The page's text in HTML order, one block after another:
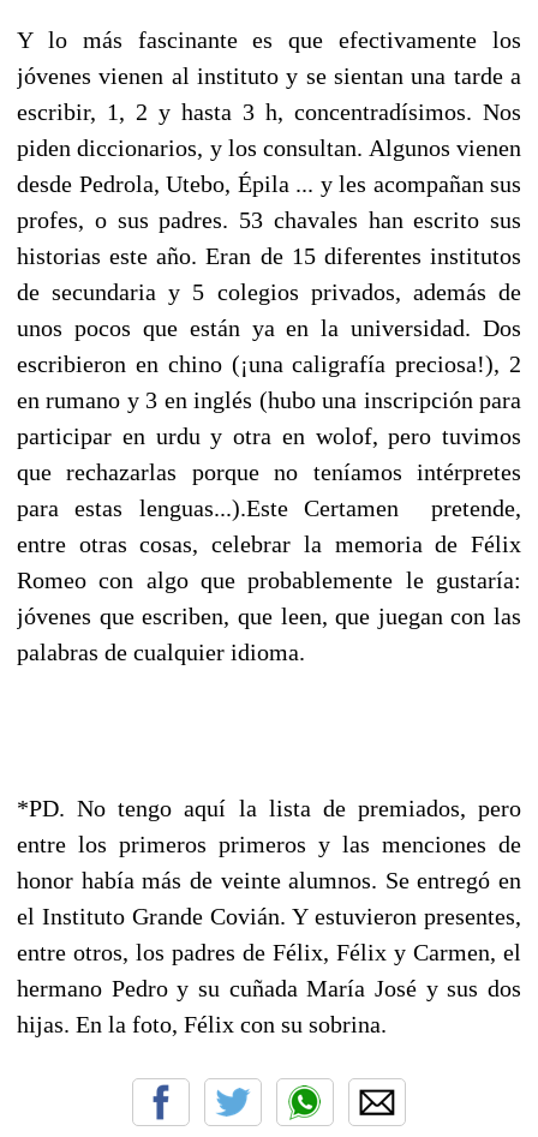
Y lo más fascinante es que efectivamente los
jóvenes vienen al instituto y se sientan una tarde a
escribir, 1, 2 y hasta 3 h, concentradísimos. Nos
piden diccionarios, y los consultan. Algunos vienen
desde Pedrola, Utebo, Épila ... y les acompañan sus
profes, o sus padres. 53 chavales han escrito sus
historias este año. Eran de 15 diferentes institutos
de secundaria y 5 colegios privados, además de
unos pocos que están ya en la universidad. Dos
escribieron en chino (¡una caligrafía preciosa!), 2
en rumano y 3 en inglés (hubo una inscripción para
participar en urdu y otra en wolof, pero tuvimos
que rechazarlas porque no teníamos intérpretes
para estas lenguas...).Este Certamen pretende,
entre otras cosas, celebrar la memoria de Félix
Romeo con algo que probablemente le gustaría:
jóvenes que escriben, que leen, que juegan con las
palabras de cualquier idioma.
*PD. No tengo aquí la lista de premiados, pero
entre los primeros primeros y las menciones de
honor había más de veinte alumnos. Se entregó en
el Instituto Grande Covián. Y estuvieron presentes,
entre otros, los padres de Félix, Félix y Carmen, el
hermano Pedro y su cuñada María José y sus dos
hijas. En la foto, Félix con su sobrina.